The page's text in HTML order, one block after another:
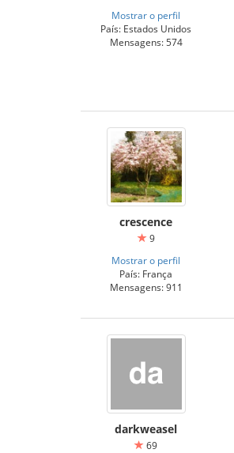
Mostrar o perfil
País: Estados Unidos
Mensagens: 574
crescence
9
Mostrar o perfil
País: França
Mensagens: 911
darkweasel
69